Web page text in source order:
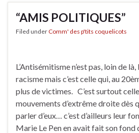
“AMIS POLITIQUES”
Filed under Comm' des p'tits coquelicots
L’Antisémitisme n’est pas, loin de
racisme mais c’est celle qui, au
plus de victimes. C’est surtout
mouvements d’extrême droite dès
parler d’eux… c’est d’ailleurs leur
Marie Le Pen en avait fait son fond